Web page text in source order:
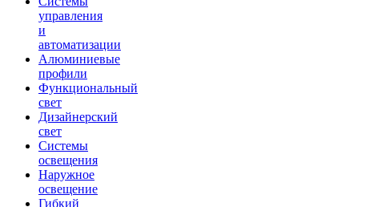
управления
и
автоматизации
Алюминиевые
профили
Функциональный
свет
Дизайнерский
свет
Системы
освещения
Наружное
освещение
Гибкий